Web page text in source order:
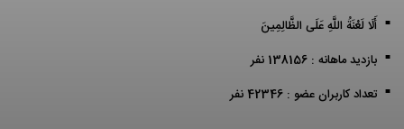
أَلَا لَعْنَةُ اللَّهِ عَلَى الظَّالِمِينَ
بازدید ماهانه : 138156 نفر
تعداد کاربران عضو : 42346 نفر